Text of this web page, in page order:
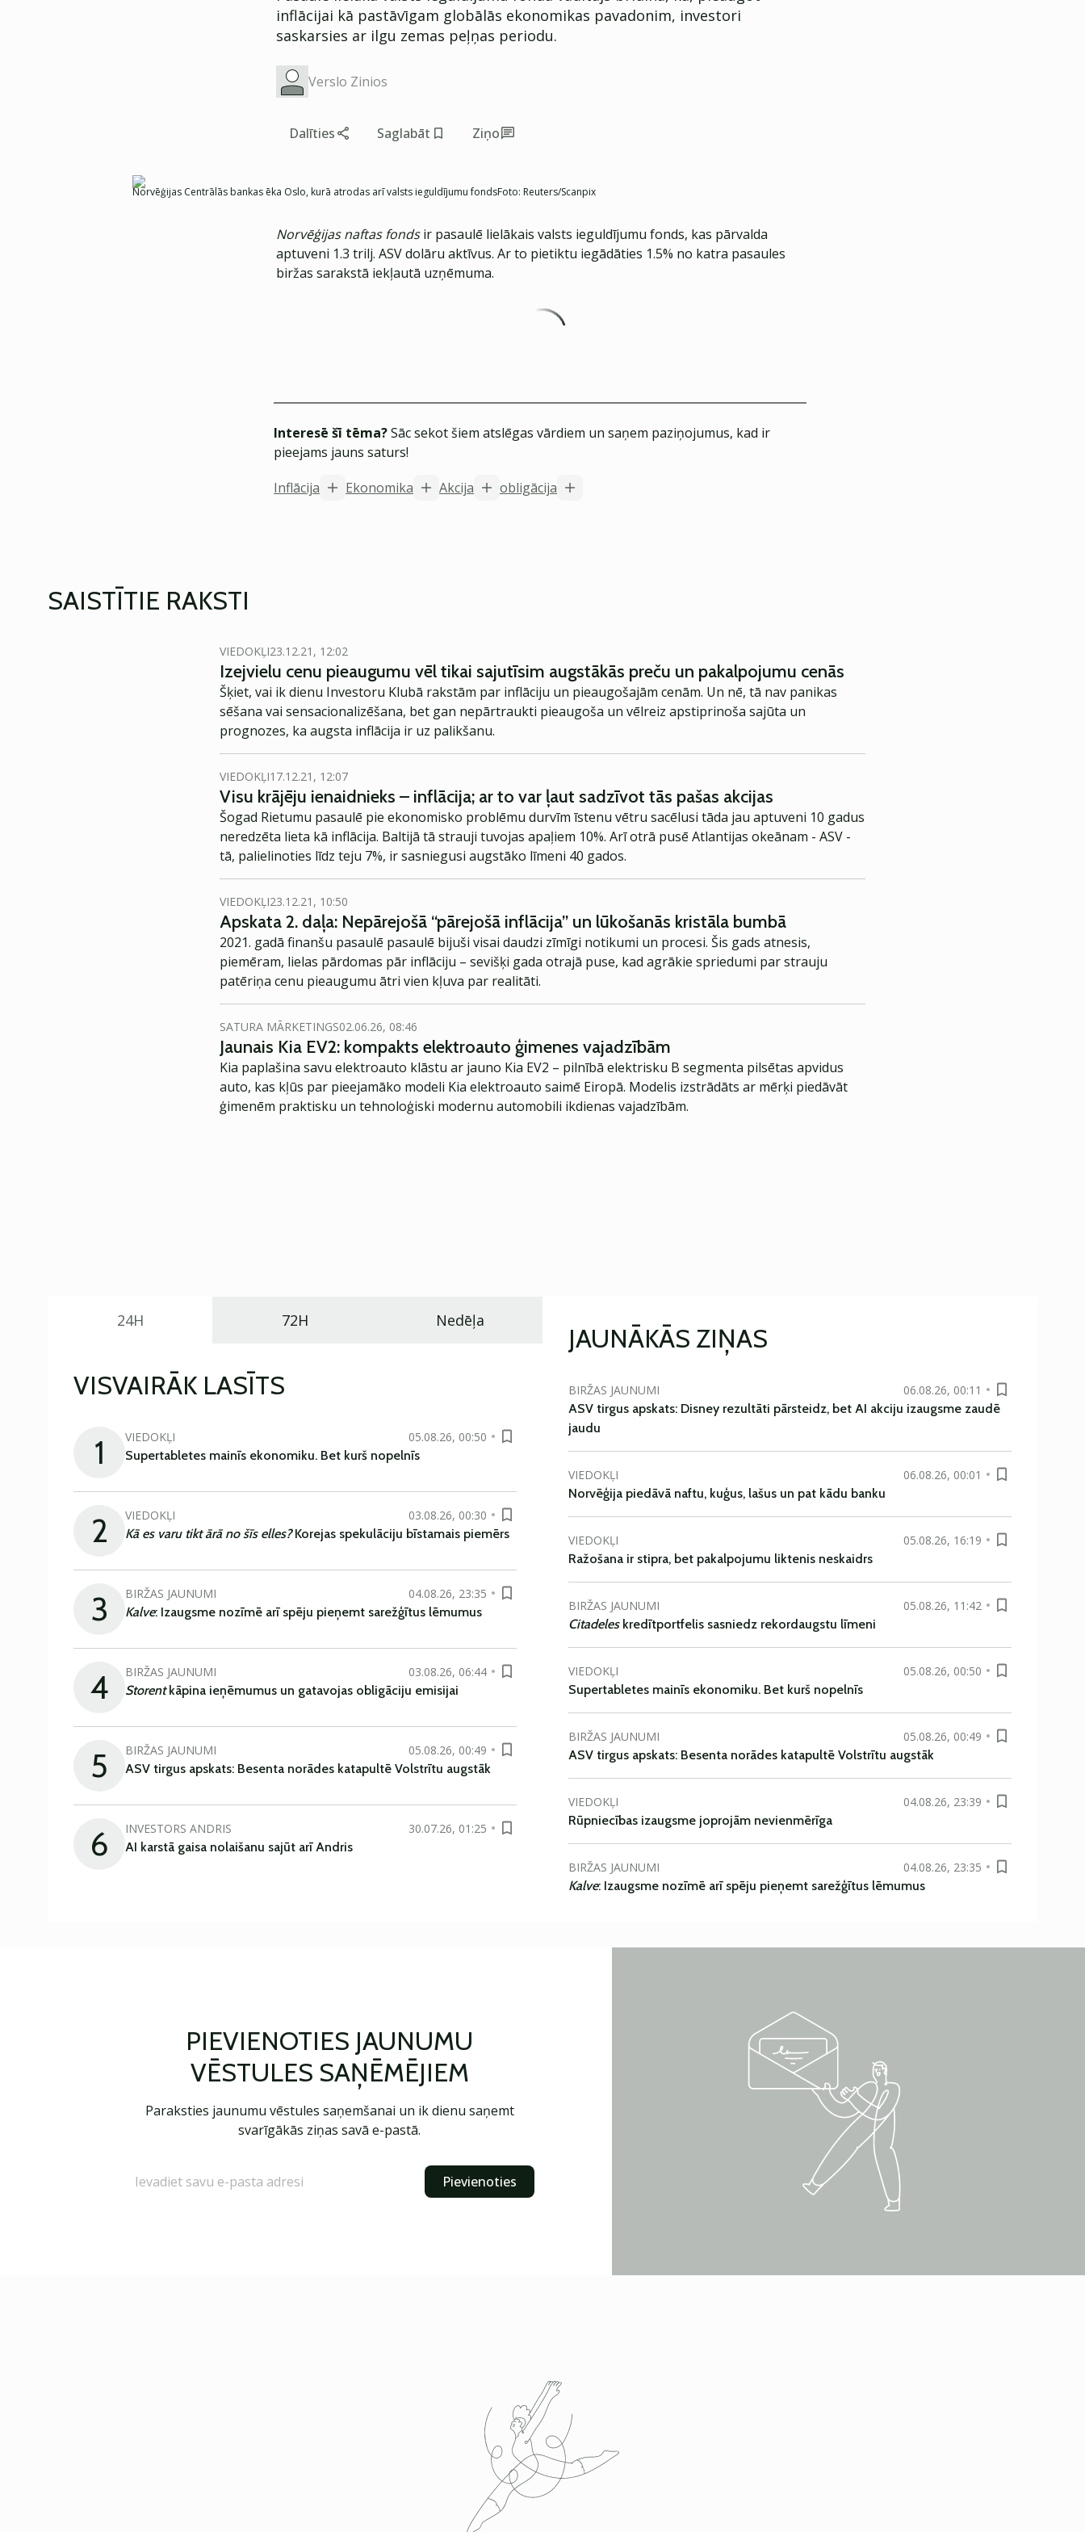
inflācijai kā pastāvīgam globālās ekonomikas pavadonim, investori
saskarsies ar ilgu zemas peļņas periodu.
Verslo Zinios
Dalīties Saglabāt Ziņo
Norvēģijas Centrālās bankas ēka Oslo, kurā atrodas arī valsts ieguldījumu fondsFoto: Reuters/Scanpix
Norvēģijas naftas fondsir pasaulē lielākais valsts ieguldījumu fonds, kas pārvalda
aptuveni 1.3 trilj. ASV dolāru aktīvus. Ar to pietiktu iegādāties 1.5% no katra pasaules
biržas sarakstā iekļautā uzņēmuma.
Interesē šī tēma?Sāc sekot šiem atslēgas vārdiem un saņem paziņojumus, kad ir
pieejams jauns saturs!
Inflācija
Ekonomika Akcija obligācija
SAISTĪTIE RAKSTI
VIEDOKĻI23.12.21, 12:02
Izejvielu cenu pieaugumu vēl tikai sajutīsim augstākās preču un pakalpojumu cenās
Šķiet, vai ik dienu Investoru Klubā rakstām par inflāciju un pieaugošajām cenām. Un nē, tā nav panikas
sēšana vai sensacionalizēšana, bet gan nepārtraukti pieaugoša un vēlreiz apstiprinoša sajūta un
prognozes, ka augsta inflācija ir uz palikšanu.
VIEDOKĻI17.12.21, 12:07
Visu krājēju ienaidnieks – inflācija; ar to var ļaut sadzīvot tās pašas akcijas
Šogad Rietumu pasaulē pie ekonomisko problēmu durvīm īstenu vētru sacēlusi tāda jau aptuveni 10 gadus
neredzēta lieta kā inflācija. Baltijā tā strauji tuvojas apaļiem 10%. Arī otrā pusē Atlantijas okeānam - ASV -
tā, palielinoties līdz teju 7%, ir sasniegusi augstāko līmeni 40 gados.
VIEDOKĻI23.12.21, 10:50
Apskata 2. daļa: Nepārejošā “pārejošā inflācija” un lūkošanās kristāla bumbā
2021. gadā finanšu pasaulē pasaulē bijuši visai daudzi zīmīgi notikumi un procesi. Šis gads atnesis,
piemēram, lielas pārdomas pār inflāciju – sevišķi gada otrajā puse, kad agrākie spriedumi par strauju
patēriņa cenu pieaugumu ātri vien kļuva par realitāti.
SATURA MĀRKETINGS02.06.26, 08:46
Jaunais Kia EV2: kompakts elektroauto ģimenes vajadzībām
Kia paplašina savu elektroauto klāstu ar jauno Kia EV2 – pilnībā elektrisku B segmenta pilsētas apvidus
auto, kas kļūs par pieejamāko modeli Kia elektroauto saimē Eiropā. Modelis izstrādāts ar mērķi piedāvāt
ģimenēm praktisku un tehnoloģiski modernu automobili ikdienas vajadzībām.
24H 72H Nedēļa
VISVAIRĀK LASĪTS
1 VIEDOKĻI
05.08.26, 00:50
Supertabletes mainīs ekonomiku. Bet kurš nopelnīs
2 VIEDOKĻI
03.08.26, 00:30
Kā es varu tikt ārā no šīs elles?Korejas spekulāciju bīstamais piemērs
3 BIRŽAS JAUNUMI
04.08.26, 23:35
Kalve: Izaugsme nozīmē arī spēju pieņemt sarežģītus lēmumus
4 BIRŽAS JAUNUMI
03.08.26, 06:44
Storentkāpina ieņēmumus un gatavojas obligāciju emisijai
5 BIRŽAS JAUNUMI
05.08.26, 00:49
ASV tirgus apskats: Besenta norādes katapultē Volstrītu augstāk
6 INVESTORS ANDRIS
30.07.26, 01:25
AI karstā gaisa nolaišanu sajūt arī Andris
JAUNĀKĀS ZIŅAS
BIRŽAS JAUNUMI
06.08.26, 00:11
ASV tirgus apskats: Disney rezultāti pārsteidz, bet AI akciju izaugsme zaudē
jaudu
VIEDOKĻI
06.08.26, 00:01
Norvēģija piedāvā naftu, kuģus, lašus un pat kādu banku
VIEDOKĻI
05.08.26, 16:19
Ražošana ir stipra, bet pakalpojumu liktenis neskaidrs
BIRŽAS JAUNUMI
05.08.26, 11:42
Citadeleskredītportfelis sasniedz rekordaugstu līmeni
VIEDOKĻI
05.08.26, 00:50
Supertabletes mainīs ekonomiku. Bet kurš nopelnīs
BIRŽAS JAUNUMI
05.08.26, 00:49
ASV tirgus apskats: Besenta norādes katapultē Volstrītu augstāk
VIEDOKĻI
04.08.26, 23:39
Rūpniecības izaugsme joprojām nevienmērīga
BIRŽAS JAUNUMI
04.08.26, 23:35
Kalve: Izaugsme nozīmē arī spēju pieņemt sarežģītus lēmumus
PIEVIENOTIES JAUNUMU
VĒSTULES SAŅĒMĒJIEM
Paraksties jaunumu vēstules saņemšanai un ik dienu saņemt
svarīgākās ziņas savā e-pastā.
Pievienoties